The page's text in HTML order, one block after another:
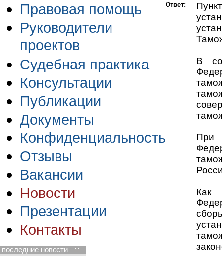
Правовая помощь
Руководители
проектов
Судебная практика
Консультации
Публикации
Документы
Конфиденциальность
Отзывы
Вакансии
Новости
Презентации
Контакты
последние новости
Ответ:
В
При
Как